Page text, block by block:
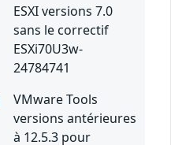
ESXI versions 7.0
sans le correctif
ESXi70U3w-
24784741
VMware Tools
versions antérieures
à 12.5.3 pour